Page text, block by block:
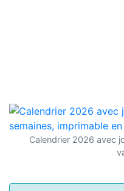
Calendrier 2026 avec